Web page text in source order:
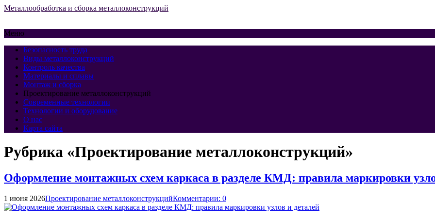
Металлообработка и сборка металлоконструкций
Меню
Безопасность труда
Виды металлоконструкций
Контроль качества
Материалы и сплавы
Монтаж и сборка
Проектирование металлоконструкций
Современные технологии
Технологии и оборудование
О нас
Карта сайта
Рубрика «Проектирование металлоконструкций»
Оформление монтажных схем каркаса в разделе КМД: правила маркировки
1 июня 2026Проектирование металлоконструкцийКомментарии: 0